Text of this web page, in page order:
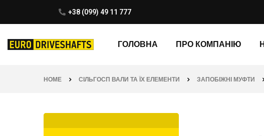
+38 (099) 49 11 777
ГОЛОВНА ПРО КОМПАНІЮ
HOME СІЛЬГОСП ВАЛИ ТА ЇХ ЕЛЕМЕНТИ ЗАПОБІЖНІ МУФТИ